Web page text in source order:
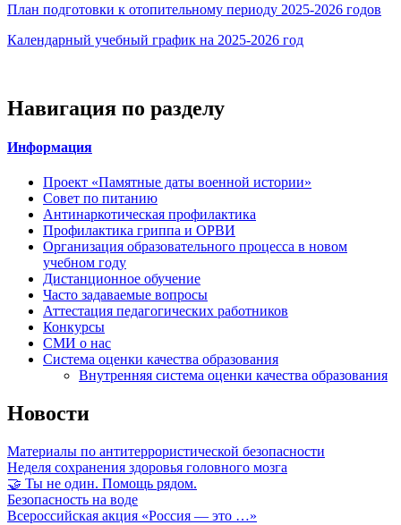
План подготовки к отопительному периоду 2025-2026 годов
Календарный учебный график на 2025-2026 год
Навигация по разделу
Информация
Проект «Памятные даты военной истории»
Совет по питанию
Антинаркотическая профилактика
Профилактика гриппа и ОРВИ
Организация образовательного процесса в новом
учебном году
Дистанционное обучение
Часто задаваемые вопросы
Аттестация педагогических работников
Конкурсы
СМИ о нас
Система оценки качества образования
Внутренняя система оценки качества образования
Новости
Материалы по антитеррористической безопасности
Неделя сохранения здоровья головного мозга
🤝 Ты не один. Помощь рядом.
Безопасность на воде
Всероссийская акция «Россия — это …»